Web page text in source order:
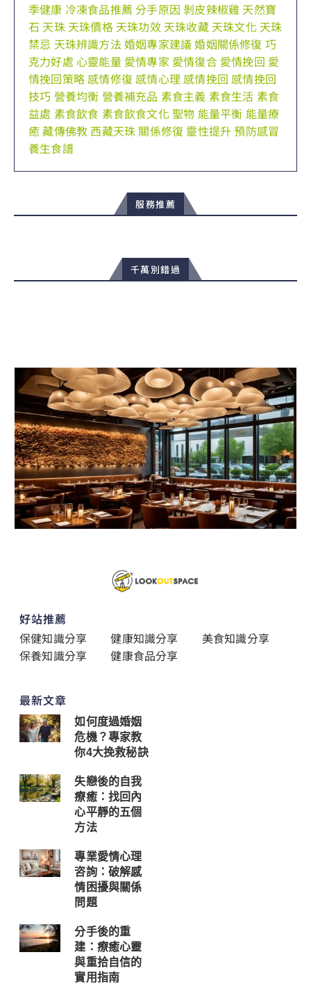
季健康 冷凍食品推薦 分手原因 剝皮辣椒雞 天然寶
石 天珠 天珠價格 天珠功效 天珠收藏 天珠文化 天珠
禁忌 天珠辨識方法 婚姻專家建議婚姻關係修復 巧
克力好處 心靈能量 愛情專家 愛情復合 愛情挽回 愛
情挽回策略 感情修復 感情心理 感情挽回 感情挽回
技巧 營養均衡 營養補充品 素食主義 素食生活 素食
益處 素食飲食 素食飲食文化聖物 能量平衡 能量療
癒藏傳佛教 西藏天珠 關係修復 靈性提升預防感冒
養生食譜
服務推薦
千萬別錯過
好站推薦
保健知識分享
健康知識分享
美食知識分享
保養知識分享
健康食品分享
最新文章
如何度過婚姻
危機？專家教
你4大挽救秘訣
失戀後的自我
療癒：找回內
心平靜的五個
方法
專業愛情心理
咨詢：破解感
情困擾與關係
問題
分手後的重
建：療癒心靈
與重拾自信的
實用指南